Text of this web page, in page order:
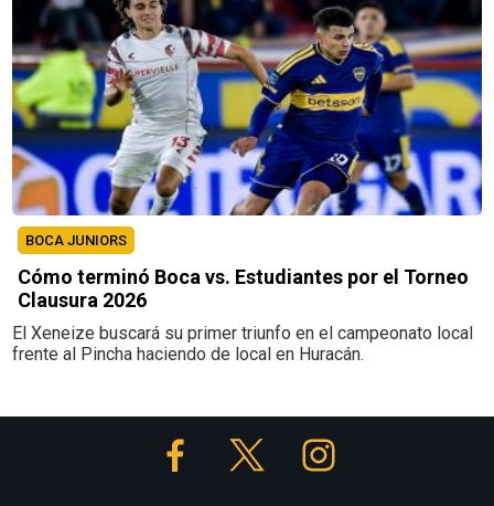
BOCA JUNIORS
Cómo terminó Boca vs. Estudiantes por el Torneo
Clausura 2026
El Xeneize buscará su primer triunfo en el campeonato local
frente al Pincha haciendo de local en Huracán.